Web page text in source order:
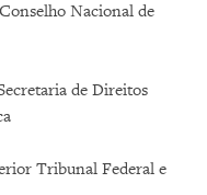
Nacional de
de Direitos
Tribunal Federal e